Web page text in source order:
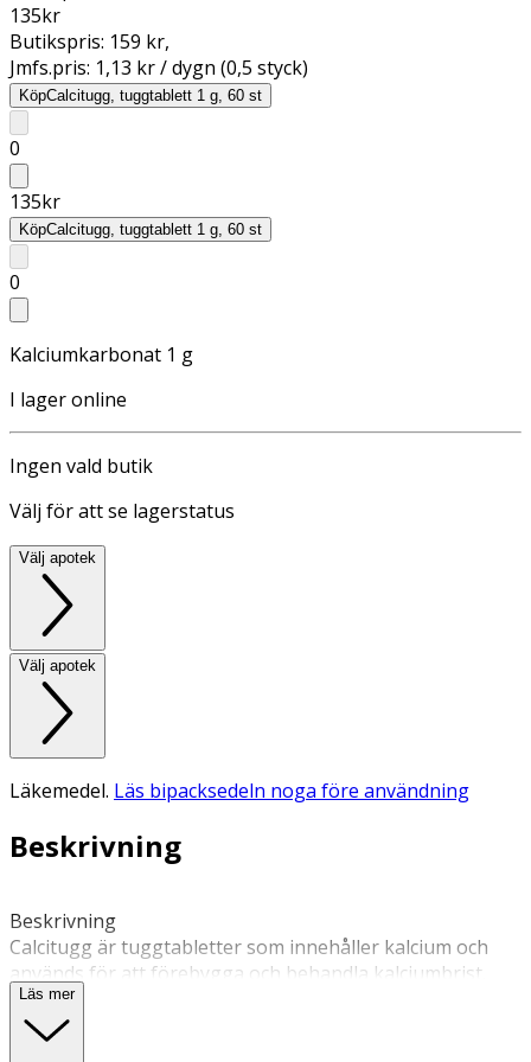
135kr
Butikspris: 159 kr,
Jmfs.pris: 1,13 kr / dygn (0,5 styck)
KöpCalcitugg, tuggtablett 1 g, 60 st
0
135kr
KöpCalcitugg, tuggtablett 1 g, 60 st
0
Kalciumkarbonat 1 g
I lager online
Ingen vald butik
Välj för att se lagerstatus
Välj apotek
Välj apotek
Läkemedel. Läs bipacksedeln noga före användning
Beskrivning
Beskrivning
Calcitugg är tuggtabletter som innehåller kalcium och
används för att förebygga och behandla kalciumbrist.
Kalcium bidrar till nybildning av ben. Läs alltid
bipacksedeln noga eller gå in på fass.se för mer
Läs mer